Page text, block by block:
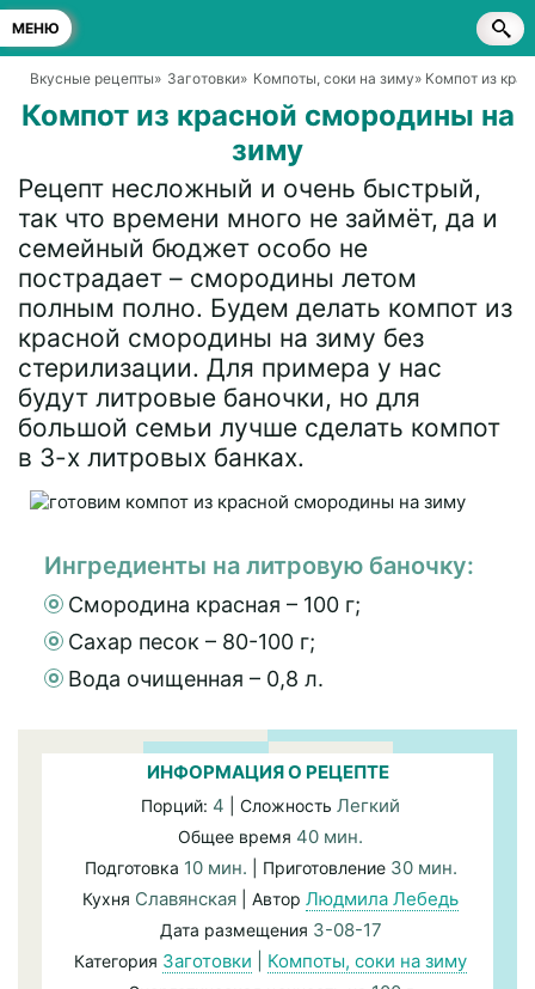
МЕНЮ
Вкусные рецепты» Заготовки» Компоты, соки на зиму» Компот из
Компот из красной смородины на
зиму
Рецепт несложный и очень быстрый,
так что времени много не займёт, да и
семейный бюджет особо не
пострадает – смородины летом
полным полно. Будем делать компот из
красной смородины на зиму без
стерилизации. Для примера у нас
будут литровые баночки, но для
большой семьи лучше сделать компот
в 3-х литровых банках.
Ингредиенты на литровую баночку:
Смородина красная – 100 г;
Сахар песок – 80-100 г;
Вода очищенная – 0,8 л.
ИНФОРМАЦИЯ О РЕЦЕПТЕ
Порций: 4 | Сложность Легкий
Общее время 40 мин.
Подготовка 10 мин. | Приготовление 30 мин.
Кухня Славянская | Автор Людмила Лебедь
Дата размещения 3-08-17
Категория Заготовки Компоты, соки на зиму